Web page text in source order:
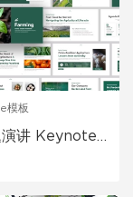
模板
演讲 Keynote